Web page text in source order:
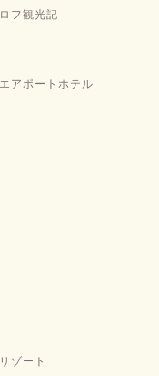
フ観光記
アポートホテル
ゾート